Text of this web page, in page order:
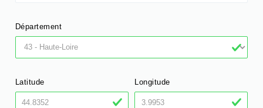
Département
Latitude Longitude